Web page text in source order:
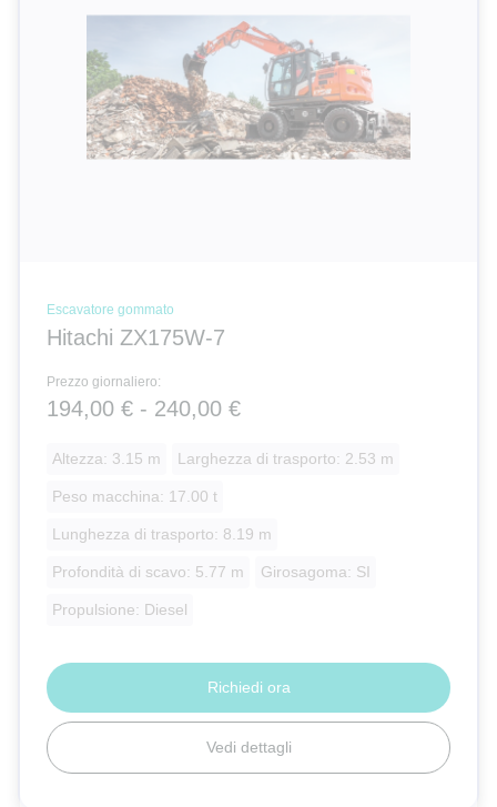
Escavatore gommato
Hitachi ZX175W-7
Prezzo giornaliero:
194,00 € - 240,00 €
Altezza: 3.15 m Larghezza di trasporto: 2.53 m
Peso macchina: 17.00 t
Lunghezza di trasporto: 8.19 m
Profondità di scavo: 5.77 m Girosagoma: SI
Propulsione: Diesel
Vedi dettagli
Richiedi ora